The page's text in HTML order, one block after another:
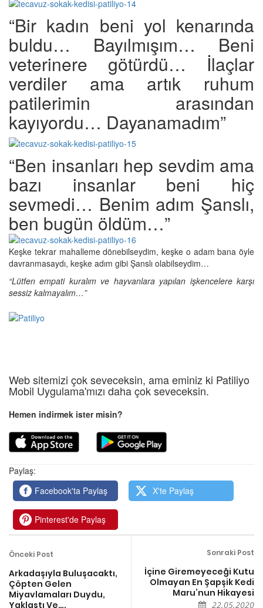
“Bir kadın beni yol kenarında
buldu… Bayılmışım… Beni
veterinere götürdü… İlaçlar
verdiler ama artık ruhum
patilerimin arasından
kayıyordu… Dayanamadım”
“Ben insanları hep sevdim ama
bazı insanlar beni hiç
sevmedi… Benim adım Şanslı,
ben bugün öldüm…”
Keşke tekrar mahalleme dönebilseydim, keşke o adam bana öyle
davranmasaydı, keşke adım gibi Şanslı olabilseydim…
“Lütfen empati kuralım ve hayvanlara yapılan işkencelere karşı
sessiz kalmayalım…”
Web sitemizi çok seveceksin, ama eminiz ki Patiliyo
Mobil Uygulama'mızı daha çok seveceksin.
Hemen indirmek ister misin?
Paylaş:
Facebook'ta Paylaş
X'te Paylaş
Pinterest'de Paylaş
Önceki Post
Arkadaşıyla Buluşacaktı,
Çöpten Gelen
Miyavlamaları Duydu,
Yaklaştı Ve….
Sonraki Post
İçine Giremeyeceği Kutu
Olmayan En Şapşik Kedi
Maru’nun Hikayesi
22.05.2020